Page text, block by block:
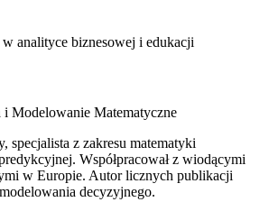
analityce biznesowej i edukacji
Modelowanie Matematyczne
specjalista z zakresu matematyki
Współpracował z wiodącymi
w Europie. Autor licznych publikacji
decyzyjnego.